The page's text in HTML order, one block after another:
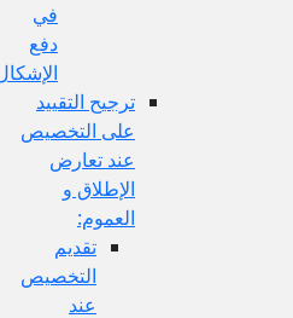
الإشكال:
ترجيح التقييد
على التخصيص
عند تعارض
الإطلاق و
العموم:
تقديم
التخصيص